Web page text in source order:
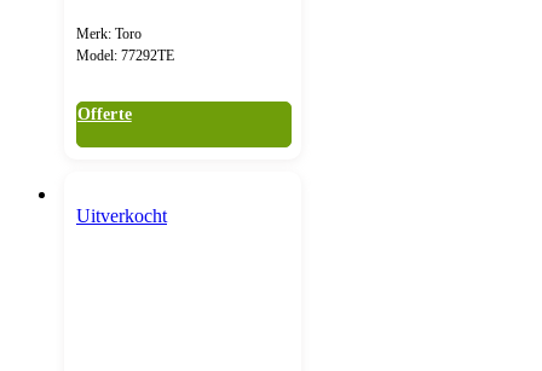
Merk: Toro
Model: 77292TE
Offerte
Uitverkocht